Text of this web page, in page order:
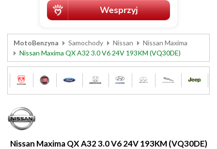
MotoBenzyna Samochody Nissan
Nissan Maxima
Nissan Maxima QX A32 3.0 V6 24V 193KM (VQ30DE)
Nissan Maxima QX A32 3.0 V6 24V 193KM (VQ30DE)